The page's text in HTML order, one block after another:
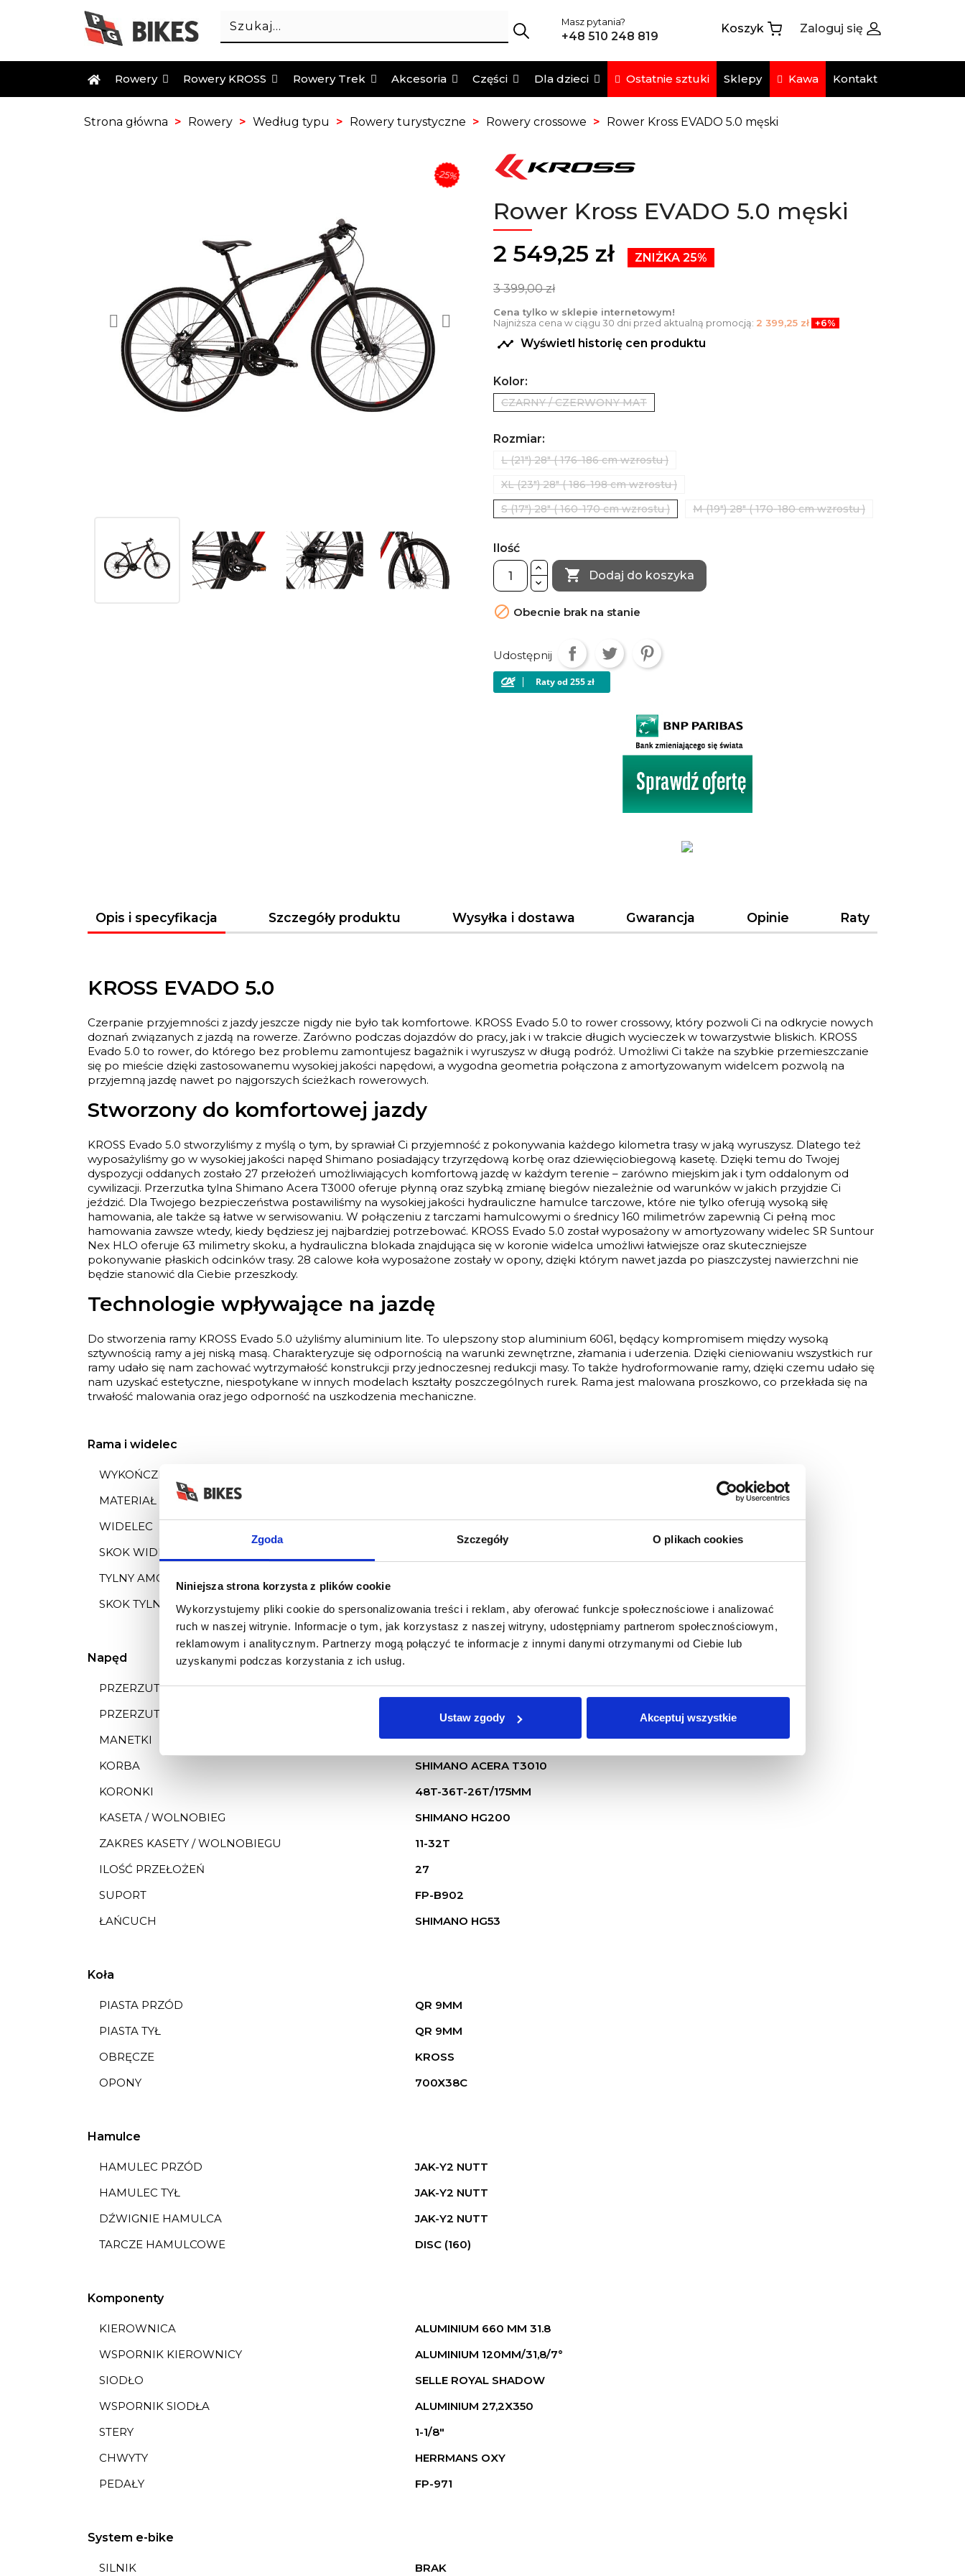
Zgoda Szczegóły O plikach cookies
Niniejsza strona korzysta z plików cookie
Wykorzystujemy pliki cookie do spersonalizowania treści i reklam, aby oferować funkcje społecznościowe i analizować
ruch w naszej witrynie. Informacje o tym, jak korzystasz z naszej witryny, udostępniamy partnerom społecznościowym,
reklamowym i analitycznym. Partnerzy mogą połączyć te informacje z innymi danymi otrzymanymi od Ciebie lub
uzyskanymi podczas korzystania z ich usług.
Ustaw zgody Akceptuj wszystkie
Masz pytania?
+48 510 248 819
Koszyk Zaloguj się
Rowery Rowery KROSS Rowery Trek Akcesoria Części Dla dzieci Ostatnie sztuki Sklepy Kawa Kontakt
Strona główna Rowery Według typu Rowery turystyczne Rowery crossowe Rower Kross EVADO 5.0 męski
-25%
Rower Kross EVADO 5.0 męski
2 549,25 zł
ZNIŻKA 25%
3 399,00 zł
Cena tylko w sklepie internetowym!
Najniższa cena w ciągu 30 dni przed aktualną promocją: 2 399,25 zł +6%
 Wyświetl historię cen produktu
Kolor:
CZARNY / CZERWONY MAT
Rozmiar:
L (21") 28" ( 176-186 cm wzrostu )
XL (23") 28" ( 186-198 cm wzrostu )
S (17") 28" ( 160-170 cm wzrostu )
M (19") 28" ( 170-180 cm wzrostu )
Ilość
 Dodaj do koszyka
 Obecnie brak na stanie
Udostępnij
Opis i specyfikacja Szczegóły produktu Wysyłka i dostawa Gwarancja Opinie Raty
KROSS EVADO 5.0
Czerpanie przyjemności z jazdy jeszcze nigdy nie było tak komfortowe. KROSS Evado 5.0 to rower crossowy, który pozwoli Ci na odkrycie nowych
doznań związanych z jazdą na rowerze. Zarówno podczas dojazdów do pracy, jak i w trakcie długich wycieczek w towarzystwie bliskich. KROSS
Evado 5.0 to rower, do którego bez problemu zamontujesz bagażnik i wyruszysz w długą podróż. Umożliwi Ci także na szybkie przemieszczanie
się po mieście dzięki zastosowanemu wysokiej jakości napędowi, a wygodna geometria połączona z amortyzowanym widelcem pozwolą na
przyjemną jazdę nawet po najgorszych ścieżkach rowerowych.
Stworzony do komfortowej jazdy
KROSS Evado 5.0 stworzyliśmy z myślą o tym, by sprawiał Ci przyjemność z pokonywania każdego kilometra trasy w jaką wyruszysz. Dlatego też
wyposażyliśmy go w wysokiej jakości napęd Shimano posiadający trzyrzędową korbę oraz dziewięciobiegową kasetę. Dzięki temu do Twojej
dyspozycji oddanych zostało 27 przełożeń umożliwiających komfortową jazdę w każdym terenie – zarówno miejskim jak i tym oddalonym od
cywilizacji. Przerzutka tylna Shimano Acera T3000 oferuje płynną oraz szybką zmianę biegów niezależnie od warunków w jakich przyjdzie Ci
jeździć. Dla Twojego bezpieczeństwa postawiliśmy na wysokiej jakości hydrauliczne hamulce tarczowe, które nie tylko oferują wysoką siłę
hamowania, ale także są łatwe w serwisowaniu. W połączeniu z tarczami hamulcowymi o średnicy 160 milimetrów zapewnią Ci pełną moc
hamowania zawsze wtedy, kiedy będziesz jej najbardziej potrzebować. KROSS Evado 5.0 został wyposażony w amortyzowany widelec SR Suntour
Nex HLO oferuje 63 milimetry skoku, a hydrauliczna blokada znajdująca się w koronie widelca umożliwi łatwiejsze oraz skuteczniejsze
pokonywanie płaskich odcinków trasy. 28 calowe koła wyposażone zostały w opony, dzięki którym nawet jazda po piaszczystej nawierzchni nie
będzie stanowić dla Ciebie przeszkody.
Technologie wpływające na jazdę
Do stworzenia ramy KROSS Evado 5.0 użyliśmy aluminium lite. To ulepszony stop aluminium 6061, będący kompromisem między wysoką
sztywnością ramy a jej niską masą. Charakteryzuje się odpornością na warunki zewnętrzne, złamania i uderzenia. Dzięki cieniowaniu wszystkich rur
ramy udało się nam zachować wytrzymałość konstrukcji przy jednoczesnej redukcji masy. To także hydroformowanie ramy, dzięki czemu udało się
nam uzyskać estetyczne, niespotykane w innych modelach kształty poszczególnych rurek. Rama jest malowana proszkowo, co przekłada się na
trwałość malowania oraz jego odporność na uszkodzenia mechaniczne.
Rama i widelec
WYKOŃCZENIE LAKIERU
MATERIAŁ RAMY
WIDELEC
SKOK WIDELCA
TYLNY AMORTYZATOR
SKOK TYLNEGO AMORTYZATORA
BRAK
Napęd
PRZERZUTKA PRZÓD
SHIMANO ALTUS M370
PRZERZUTKA TYŁ
SHIMANO ACERA T3000
MANETKI
SHIMANO ALIVIO M3100
KORBA
SHIMANO ACERA T3010
KORONKI
48T-36T-26T/175MM
KASETA / WOLNOBIEG
SHIMANO HG200
ZAKRES KASETY / WOLNOBIEGU
11-32T
ILOŚĆ PRZEŁOŻEŃ
27
SUPORT
FP-B902
ŁAŃCUCH
SHIMANO HG53
Koła
PIASTA PRZÓD
QR 9MM
PIASTA TYŁ
QR 9MM
OBRĘCZE
KROSS
OPONY
700X38C
Hamulce
HAMULEC PRZÓD
JAK-Y2 NUTT
HAMULEC TYŁ
JAK-Y2 NUTT
DŹWIGNIE HAMULCA
JAK-Y2 NUTT
TARCZE HAMULCOWE
DISC (160)
Komponenty
KIEROWNICA
ALUMINIUM 660 MM 31.8
WSPORNIK KIEROWNICY
ALUMINIUM 120MM/31,8/7°
SIODŁO
SELLE ROYAL SHADOW
WSPORNIK SIODŁA
ALUMINIUM 27,2X350
STERY
1-1/8"
CHWYTY
HERRMANS OXY
PEDAŁY
FP-971
System e-bike
SILNIK BRAK